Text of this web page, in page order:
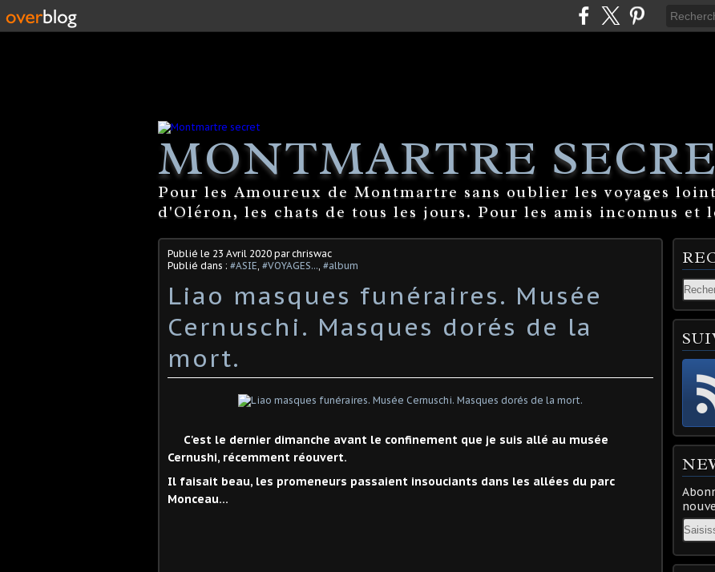
MONTMARTRE
Pour les Amoureux de Montmartre sans oublier les voyages
d'Oléron, les chats de tous les jours. Pour les amis inconnus et
Publié le 23 Avril 2020 par chriswac
Publié dans : #ASIE #VOYAGES... #album
Liao masques funéraires. Musée
Cernuschi. Masques dorés de la
mort.
C'est le dernier dimanche avant le confinement que je suis allé au musée
Cernushi, récemment réouvert.
Il faisait beau, les promeneurs passaient insouciants dans les allées du parc
Monceau...
Email